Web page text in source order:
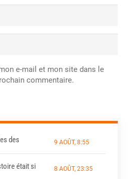
e-mail et mon site dans le
commentaire.
des
9 AOÛT, 8:55
était si
8 AOÛT, 23:35